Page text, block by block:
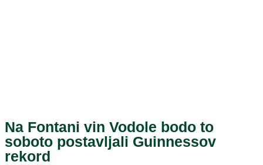
Na Fontani vin Vodole bodo to
soboto postavljali Guinnessov
rekord